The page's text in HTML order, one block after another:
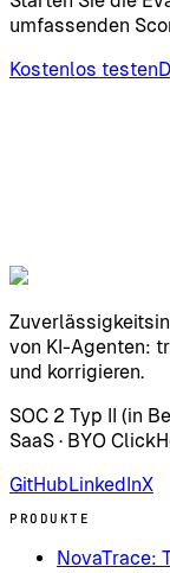
umfassenden
Kostenlos testen
von KI-Agenten:
und korrigieren.
SOC 2 Typ II (in
SaaS · BYO
GitHubLinkedInX
PRODUKTE
NovaTrace: